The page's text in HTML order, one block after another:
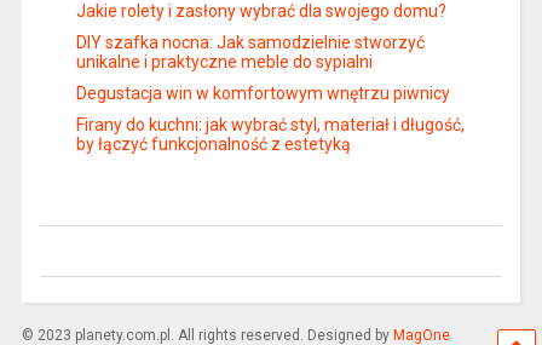
Jakie rolety i zasłony wybrać dla swojego domu?
DIY szafka nocna: Jak samodzielnie stworzyć
unikalne i praktyczne meble do sypialni
Degustacja win w komfortowym wnętrzu piwnicy
Firany do kuchni: jak wybrać styl, materiał i długość,
by łączyć funkcjonalność z estetyką
© 2023 planety.com.pl. All rights reserved. Designed by MagOne